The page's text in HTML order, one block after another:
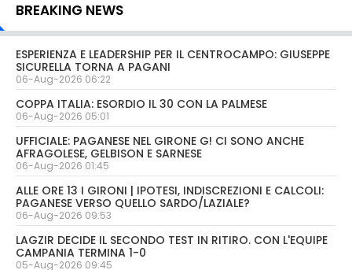
BREAKING NEWS
ESPERIENZA E LEADERSHIP PER IL CENTROCAMPO: GIUSEPPE
SICURELLA TORNA A PAGANI
06-Aug-2026 06:22
COPPA ITALIA: ESORDIO IL 30 CON LA PALMESE
06-Aug-2026 05:01
UFFICIALE: PAGANESE NEL GIRONE G! CI SONO ANCHE
AFRAGOLESE, GELBISON E SARNESE
06-Aug-2026 01:45
ALLE ORE 13 I GIRONI | IPOTESI, INDISCREZIONI E CALCOLI:
PAGANESE VERSO QUELLO SARDO/LAZIALE?
06-Aug-2026 09:53
LAGZIR DECIDE IL SECONDO TEST IN RITIRO. CON L'EQUIPE
CAMPANIA TERMINA 1-0
05-Aug-2026 09:45